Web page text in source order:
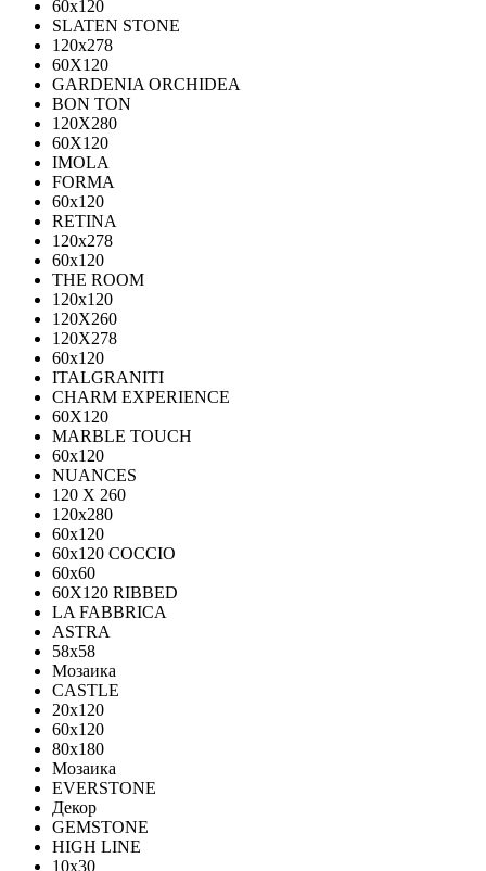
60х120
SLATEN STONE
120х278
60X120
GARDENIA ORCHIDEA
BON TON
120X280
60X120
IMOLA
FORMA
60x120
RETINA
120x278
60x120
THE ROOM
120x120
120X260
120X278
60x120
ITALGRANITI
CHARM EXPERIENCE
60X120
MARBLE TOUCH
60х120
NUANCES
120 X 260
120x280
60x120
60x120 COCCIO
60x60
60Х120 RIBBED
LA FABBRICA
ASTRA
58x58
Мозаика
CASTLE
20x120
60x120
80х180
Мозаика
EVERSTONE
Декор
GEMSTONE
HIGH LINE
10x30